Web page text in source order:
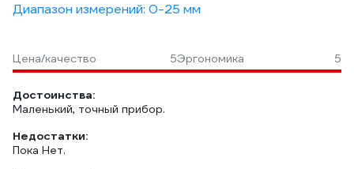
Диапазон измерений: 0-25 мм
Цена/качество 5Эргономика 5
Достоинства:
Маленький, точный прибор.
Недостатки:
Пока Нет.